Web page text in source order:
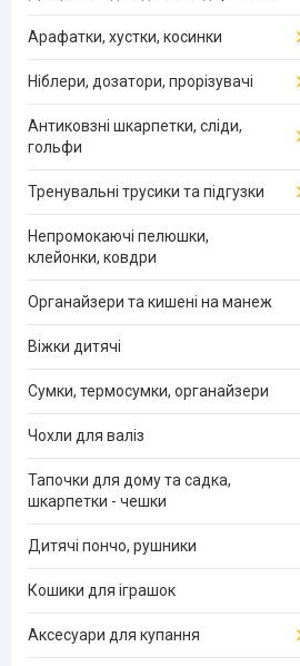
Арафатки, хустки, косинки
Ніблери, дозатори, прорізувачі
Антиковзні шкарпетки, сліди,
гольфи
Тренувальні трусики та підгузки
Непромокаючі пелюшки,
клейонки, ковдри
Органайзери та кишені на манеж
Віжки дитячі
Сумки, термосумки, органайзери
Чохли для валіз
Тапочки для дому та садка,
шкарпетки - чешки
Дитячі пончо, рушники
Кошики для іграшок
Аксесуари для купання